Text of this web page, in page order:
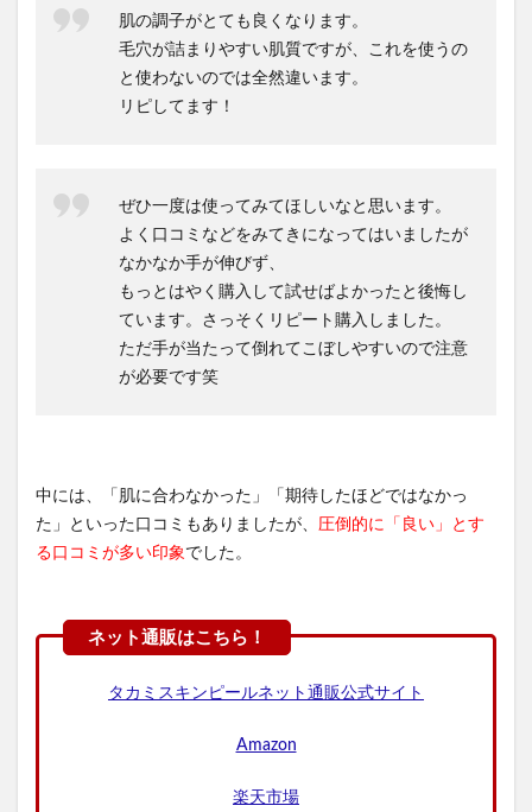
肌の調子がとても良くなります。
毛穴が詰まりやすい肌質ですが、これを使うの
と使わないのでは全然違います。
リピしてます！
ぜひ一度は使ってみてほしいなと思います。
よく口コミなどをみてきになってはいましたが
なかなか手が伸びず、
もっとはやく購入して試せばよかったと後悔し
ています。さっそくリピート購入しました。
ただ手が当たって倒れてこぼしやすいので注意
が必要です笑
中には、「肌に合わなかった」「期待したほどではなかっ
た」といった口コミもありましたが、 圧倒的に「良い」とす
る口コミが多い印象 でした。
タカミスキンピールネット通販公式サイト
Amazon
楽天市場